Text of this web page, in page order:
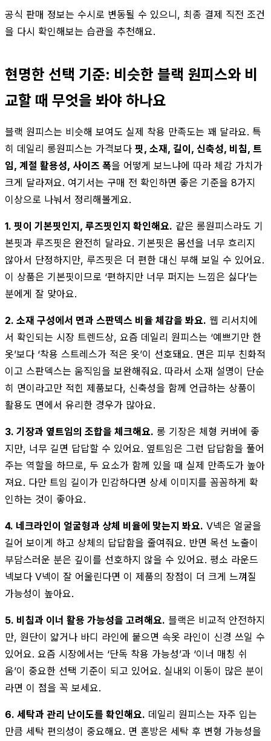
공식 판매 정보는 수시로 변동될 수 있으니, 최종 결제 직전 조건
을 다시 확인해보는 습관을 추천해요.
현명한 선택 기준: 비슷한 블랙 원피스와 비
교할 때 무엇을 봐야 하나요
블랙 원피스는 비슷해 보여도 실제 착용 만족도는 꽤 달라요. 특
히 데일리 롱원피스는 가격보다 핏, 소재, 길이, 신축성, 비침, 트
임, 계절 활용성, 사이즈 폭을 어떻게 보느냐에 따라 체감 가치가
크게 달라져요. 여기서는 구매 전 확인하면 좋은 기준을 8가지
이상으로 나눠서 정리해볼게요.
1. 핏이 기본핏인지, 루즈핏인지 확인해요. 같은 롱원피스라도 기
본핏과 루즈핏은 완전히 달라요. 기본핏은 몸선을 너무 흐리지
않아서 단정하지만, 루즈핏은 더 편한 대신 부해 보일 수 있어요.
이 상품은 기본핏이므로 ‘편하지만 너무 퍼지는 느낌은 싫다’는
분에게 잘 맞아요.
2. 소재 구성에서 면과 스판덱스 비율 체감을 봐요. 웹 리서치에
서 확인되는 시장 트렌드상, 요즘 데일리 원피스는 ‘예쁘기만 한
옷’보다 ‘착용 스트레스가 적은 옷’이 선호돼요. 면은 피부 친화적
이고 스판덱스는 움직임을 보완해줘요. 따라서 소재 설명이 단순
히 면이라고만 적힌 제품보다, 신축성을 함께 언급하는 상품이
활용도 면에서 유리한 경우가 많아요.
3. 기장과 옆트임의 조합을 체크해요. 롱 기장은 체형 커버에 좋
지만, 너무 길면 답답할 수 있어요. 옆트임은 그런 답답함을 풀어
주는 역할을 하므로, 두 요소가 함께 있을 때 실제 만족도가 높아
져요. 다만 트임 길이가 민감하다면 상세 이미지를 꼼꼼하게 확
인하는 것이 좋아요.
4. 네크라인이 얼굴형과 상체 비율에 맞는지 봐요. V넥은 얼굴을
길어 보이게 하고 상체의 답답함을 줄여줘요. 반면 목선 노출이
부담스러운 분은 깊이를 선호하지 않을 수 있어요. 평소 라운드
넥보다 V넥이 잘 어울린다면 이 제품의 장점이 더 크게 느껴질
가능성이 높아요.
5. 비침과 이너 활용 가능성을 고려해요. 블랙은 비교적 안전하지
만, 원단이 얇거나 바디 라인에 붙으면 속옷 라인이 신경 쓰일 수
있어요. 요즘 시장에서는 ‘단독 착용 가능성’과 ‘이너 매칭 쉬
움’이 중요한 선택 기준이 되고 있어요. 실내외 이동이 많은 분이
라면 이 점을 꼭 보세요.
6. 세탁과 관리 난이도를 확인해요. 데일리 원피스는 자주 입는
만큼 세탁 편의성이 중요해요. 면 혼방은 세탁 후 변형 가능성을